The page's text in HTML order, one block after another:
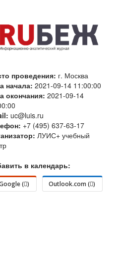
проведения: г. Москва
начала: 2021-09-14 11:00:00
окончания: 2021-09-14
uc@luis.ru
+7 (495) 637-63-17
ЛУИС+ учебный
в календарь:
( ) Outlook.com ( )